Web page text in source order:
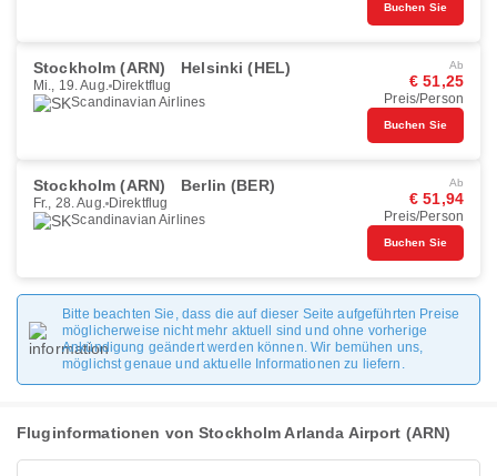
Buchen Sie
Stockholm (ARN) Helsinki (HEL)
Mi., 19. Aug. Direktflug
Scandinavian Airlines
Ab
€ 51,25
Preis/Person
Buchen Sie
Stockholm (ARN) Berlin (BER)
Fr., 28. Aug. Direktflug
Scandinavian Airlines
Ab
€ 51,94
Preis/Person
Buchen Sie
Bitte beachten Sie, dass die auf dieser Seite aufgeführten Preise
möglicherweise nicht mehr aktuell sind und ohne vorherige
Ankündigung geändert werden können. Wir bemühen uns,
möglichst genaue und aktuelle Informationen zu liefern.
Fluginformationen von Stockholm Arlanda Airport (ARN)